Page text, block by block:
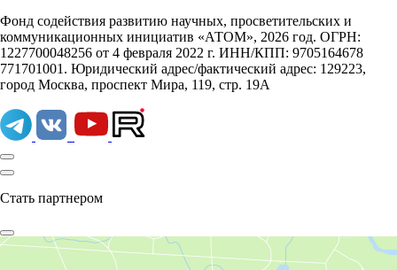
Фонд содействия развитию научных, просветительских и
коммуникационных инициатив «АТОМ», 2026 год. ОГРН:
1227700048256 от 4 февраля 2022 г. ИНН/КПП: 9705164678
771701001. Юридический адрес/фактический адрес: 129223,
город Москва, проспект Мира, 119, стр. 19А
Стать партнером